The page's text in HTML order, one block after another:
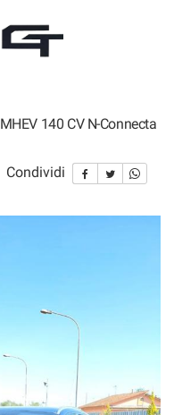
MHEV 140 CV N-Connecta
Condividi